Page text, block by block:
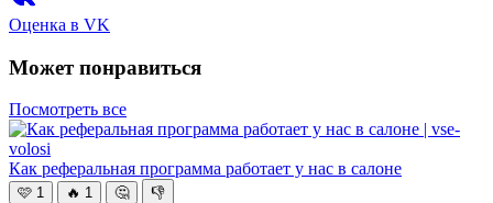
Оценка в VK
Может понравиться
Посмотреть все
Как реферальная программа работает у нас в салоне
🩷 1 🔥 1 🤔 👎